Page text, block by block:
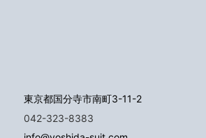
東京都国分寺市南町3-11-2
042-323-8383